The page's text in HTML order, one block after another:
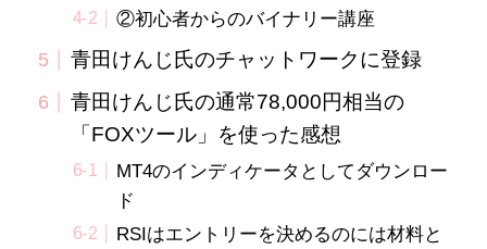
②初心者からのバイナリー講座
青田けんじ氏のチャットワークに登録
青田けんじ氏の通常78,000円相当の
「FOXツール」を使った感想
MT4のインディケータとしてダウンロー
ド
RSIはエントリーを決めるのには材料と